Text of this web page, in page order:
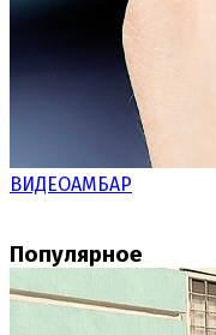
ВИДЕОАМБАР
Популярное